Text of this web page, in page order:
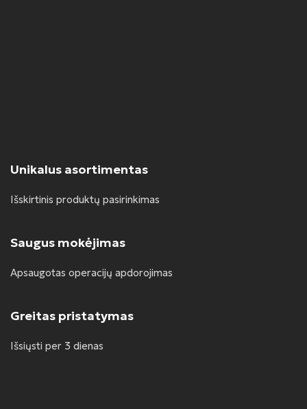
Unikalus asortimentas
Išskirtinis produktų pasirinkimas
Saugus mokėjimas
Apsaugotas operacijų apdorojimas
Greitas pristatymas
Išsiųsti per 3 dienas